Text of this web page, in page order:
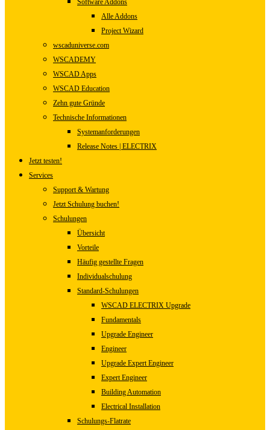
Alle Addons
Project Wizard
wscaduniverse.com
WSCADEMY
WSCAD Apps
WSCAD Education
Zehn gute Gründe
Technische Informationen
Systemanforderungen
Release Notes | ELECTRIX
Jetzt testen!
Services
Support & Wartung
Jetzt Schulung buchen!
Schulungen
Übersicht
Vorteile
Häufig gestellte Fragen
Individualschulung
Standard-Schulungen
WSCAD ELECTRIX Upgrade
Fundamentals
Upgrade Engineer
Engineer
Upgrade Expert Engineer
Expert Engineer
Building Automation
Electrical Installation
Schulungs-Flatrate